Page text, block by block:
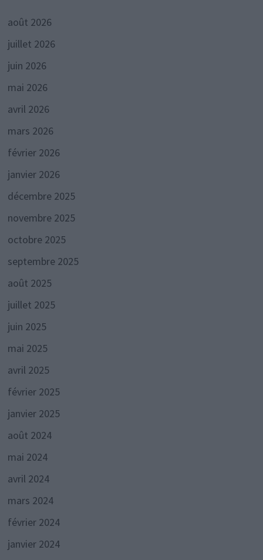
août 2026
juillet 2026
juin 2026
mai 2026
avril 2026
mars 2026
février 2026
janvier 2026
décembre 2025
novembre 2025
octobre 2025
septembre 2025
août 2025
juillet 2025
juin 2025
mai 2025
avril 2025
février 2025
janvier 2025
août 2024
mai 2024
avril 2024
mars 2024
février 2024
janvier 2024